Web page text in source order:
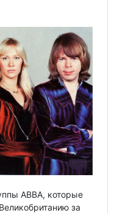
ABBA, которые
за